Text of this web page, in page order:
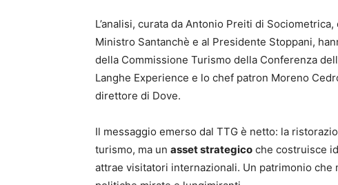
L’analisi, curata da Antonio Preiti di
Ministro Santanchè e al Presidente Stoppani,
della Commissione Turismo della Conferenza
Langhe Experience e lo chef patron Moreno
direttore di Dove.
Il messaggio emerso dal TTG è netto: la
turismo, ma un asset strategico che costruisce
attrae visitatori internazionali. Un patrimonio